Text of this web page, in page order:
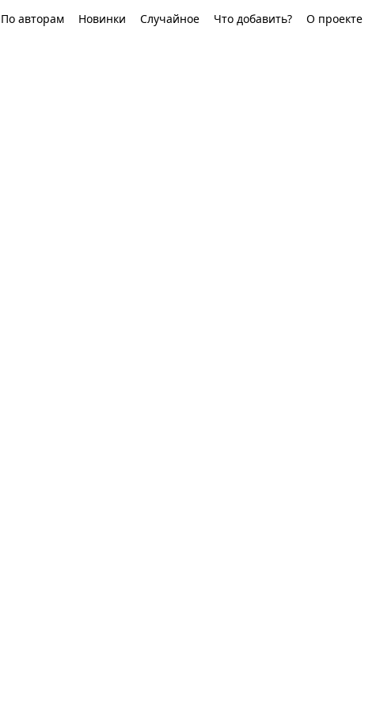
По авторам Новинки Случайное Что добавить? О проекте